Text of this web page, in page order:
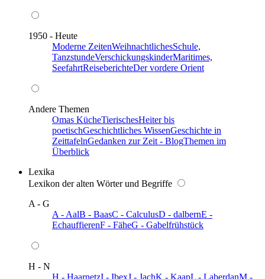
1950 - Heute
Moderne ZeitenWeihnachtlichesSchule,
TanzstundeVerschickungskinderMaritimes,
SeefahrtReiseberichteDer vordere Orient
Andere Themen
Omas KücheTierischesHeiter bis
poetischGeschichtliches WissenGeschichte in
ZeittafelnGedanken zur Zeit - BlogThemen im
Überblick
Lexika
Lexikon der alten Wörter und Begriffe
A - G
A - AalB - BaasC - CalculusD - dalbernE -
EchauffierenF - FäheG - Gabelfrühstück
H - N
H - HaarnetzI - IbexJ - JachK - KaapL - LaberdanM -